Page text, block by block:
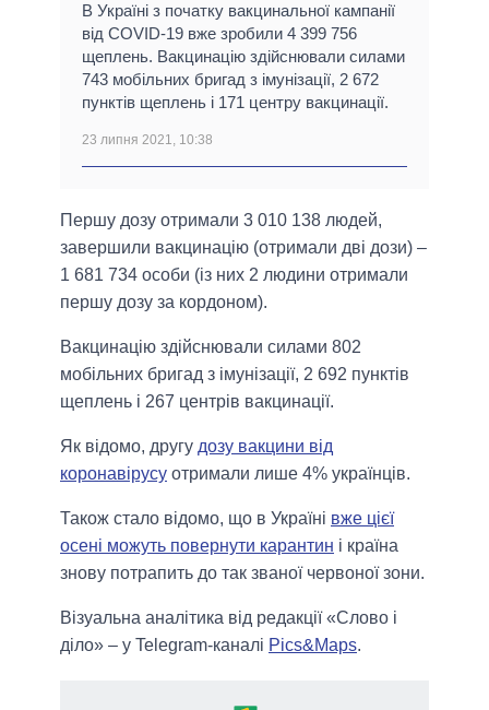
В Україні з початку вакцинальної кампанії
від COVID-19 вже зробили 4 399 756
щеплень. Вакцинацію здійснювали силами
743 мобільних бригад з імунізації, 2 672
пунктів щеплень і 171 центру вакцинації.
23 липня 2021, 10:38
Першу дозу отримали 3 010 138 людей,
завершили вакцинацію (отримали дві дози) –
1 681 734 особи (із них 2 людини отримали
першу дозу за кордоном).
Вакцинацію здійснювали силами 802
мобільних бригад з імунізації, 2 692 пунктів
щеплень і 267 центрів вакцинації.
Як відомо, другу дозу вакцини від
коронавірусу отримали лише 4% українців.
Також стало відомо, що в Україні вже цієї
осені можуть повернути карантин і країна
знову потрапить до так званої червоної зони.
Візуальна аналітика від редакції «Слово і
діло» – у Telegram-каналі Pics&Maps.